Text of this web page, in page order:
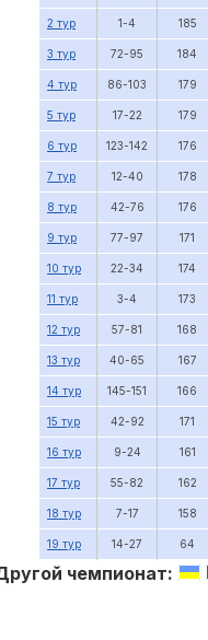
2 тур 1-4 185
3 тур 72-95 184
4 тур 86-103 179
5 тур 17-22 179
6 тур 123-142 176
7 тур 12-40 178
8 тур 42-76 176
9 тур 77-97 171
10 тур 22-34 174
11 тур 3-4 173
12 тур 57-81 168
13 тур 40-65 167
14 тур 145-151 166
15 тур 42-92 171
16 тур 9-24 161
17 тур 55-82 162
18 тур 7-17 158
19 тур 14-27 64
чемпионат: